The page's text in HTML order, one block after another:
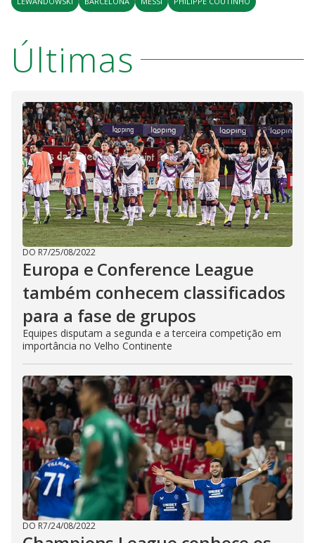
Últimas
DO R7/25/08/2022
Europa e Conference League
também conhecem classificados
para a fase de grupos
Equipes disputam a segunda e a terceira competição em
importância no Velho Continente
DO R7/24/08/2022